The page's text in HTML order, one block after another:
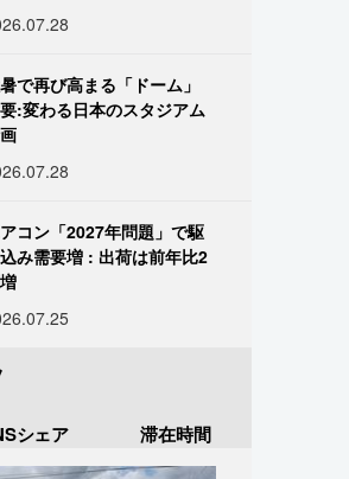
で再び高まる「ドーム」
:変わる日本のスタジアム
コン「2027年問題」で駆
み需要増 : 出荷は前年比2
シェア 滞在時間